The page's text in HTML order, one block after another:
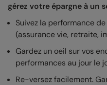
gérez votre épargne à un
Suivez la performance
(assurance vie, retraite,
Gardez un oeil sur vos
performances au jour le
Re-versez facilement.